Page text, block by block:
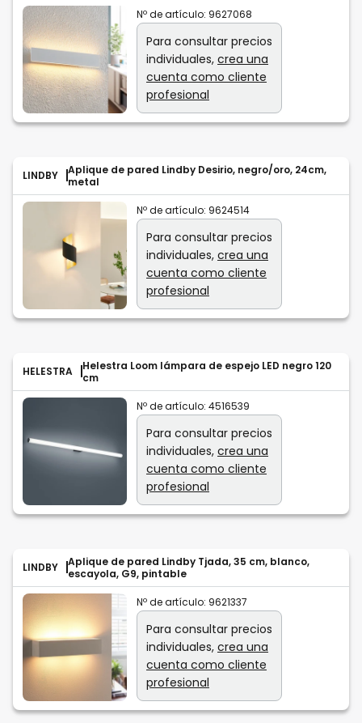
Nº de artículo: 9627068
Para consultar precios
individuales, crea una
cuenta como cliente
profesional
LINDBY
Aplique de pared Lindby Desirio, negro/oro, 24cm,
metal
Nº de artículo: 9624514
Para consultar precios
individuales, crea una
cuenta como cliente
profesional
HELESTRA
Helestra Loom lámpara de espejo LED negro 120
cm
Nº de artículo: 4516539
Para consultar precios
individuales, crea una
cuenta como cliente
profesional
LINDBY
Aplique de pared Lindby Tjada, 35 cm, blanco,
escayola, G9, pintable
Nº de artículo: 9621337
Para consultar precios
individuales, crea una
cuenta como cliente
profesional